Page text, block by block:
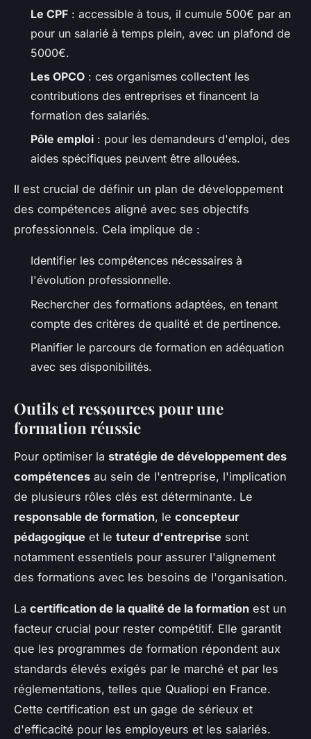
Le CPF : accessible à tous, il cumule 500€ par an
pour un salarié à temps plein, avec un plafond de
5000€.
Les OPCO : ces organismes collectent les
contributions des entreprises et financent la
formation des salariés.
Pôle emploi : pour les demandeurs d'emploi, des
aides spécifiques peuvent être allouées.
Il est crucial de définir un plan de développement
des compétences aligné avec ses objectifs
professionnels. Cela implique de :
Identifier les compétences nécessaires à
l'évolution professionnelle.
Rechercher des formations adaptées, en tenant
compte des critères de qualité et de pertinence.
Planifier le parcours de formation en adéquation
avec ses disponibilités.
Outils et ressources pour une
formation réussie
Pour optimiser la stratégie de développement des
compétences au sein de l'entreprise, l'implication
de plusieurs rôles clés est déterminante. Le
responsable de formation, le concepteur
pédagogique et le tuteur d'entreprise sont
notamment essentiels pour assurer l'alignement
des formations avec les besoins de l'organisation.
La certification de la qualité de la formation est un
facteur crucial pour rester compétitif. Elle garantit
que les programmes de formation répondent aux
standards élevés exigés par le marché et par les
réglementations, telles que Qualiopi en France.
Cette certification est un gage de sérieux et
d'efficacité pour les employeurs et les salariés.